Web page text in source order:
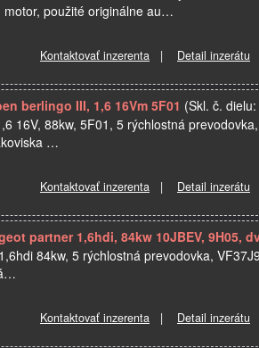
motor, použité originálne au…
Kontaktovať inzerenta | Detail inzerátu
berlingo III, 1,6 16Vm 5F01 (Skl. č. dielu:
16V, 88kw, 5F01, 5 rýchlostná
…
Kontaktovať inzerenta | Detail inzerátu
partner 1,6hdi, 84kw 10JBEV, 9H05,
84kw, 5 rýchlostná prevodovka,
Kontaktovať inzerenta | Detail inzerátu